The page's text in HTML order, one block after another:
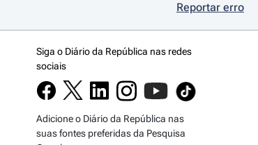
Reportar erro
Siga o Diário da República nas redes
sociais
Adicione o Diário da República nas
suas fontes preferidas da Pesquisa